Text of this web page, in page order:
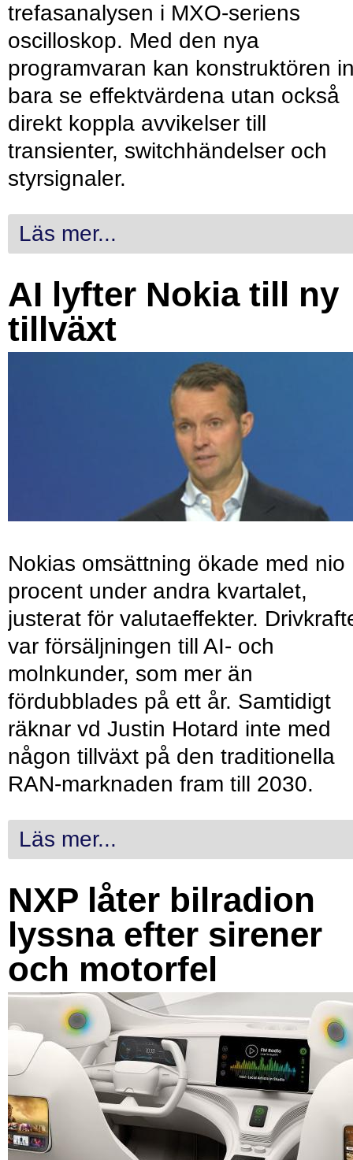
trefasanalysen i MXO-seriens
oscilloskop. Med den nya
programvaran kan konstruktören
bara se effektvärdena utan också
direkt koppla avvikelser till
transienter, switchhändelser och
styrsignaler.
Läs mer...
AI lyfter Nokia till ny
tillväxt
Nokias omsättning ökade med nio
procent under andra kvartalet,
justerat för valutaeffekter.
var försäljningen till AI- och
molnkunder, som mer än
fördubblades på ett år. Samtidigt
räknar vd Justin Hotard inte med
någon tillväxt på den traditionella
RAN-marknaden fram till 2030.
Läs mer...
NXP låter bilradion
lyssna efter sirener
och motorfel